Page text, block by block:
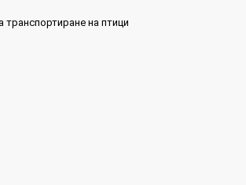
транспортиране на птици